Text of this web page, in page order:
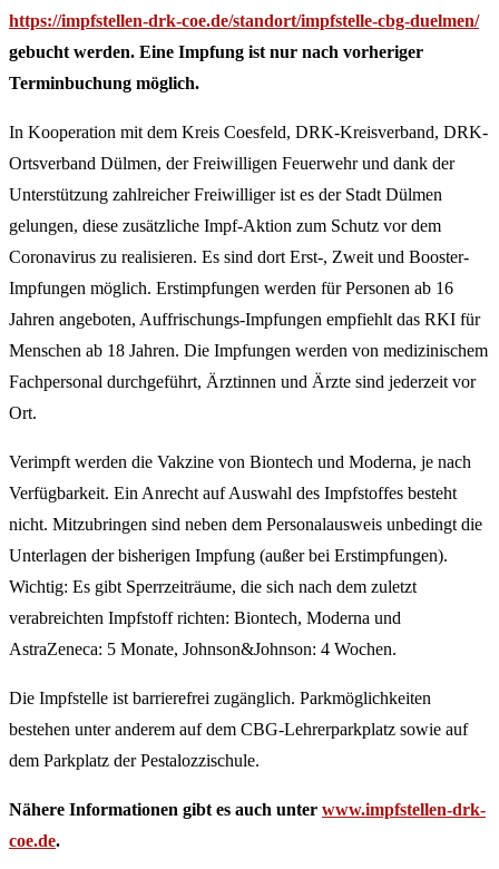
https://impfstellen-drk-coe.de/standort/impfstelle-cbg-duelmen/
gebucht werden. Eine Impfung ist nur nach vorheriger
Terminbuchung möglich.
In Kooperation mit dem Kreis Coesfeld, DRK-Kreisverband, DRK-
Ortsverband Dülmen, der Freiwilligen Feuerwehr und dank der
Unterstützung zahlreicher Freiwilliger ist es der Stadt Dülmen
gelungen, diese zusätzliche Impf-Aktion zum Schutz vor dem
Coronavirus zu realisieren. Es sind dort Erst-, Zweit und Booster-
Impfungen möglich. Erstimpfungen werden für Personen ab 16
Jahren angeboten, Auffrischungs-Impfungen empfiehlt das RKI für
Menschen ab 18 Jahren. Die Impfungen werden von medizinischem
Fachpersonal durchgeführt, Ärztinnen und Ärzte sind jederzeit vor
Ort.
Verimpft werden die Vakzine von Biontech und Moderna, je nach
Verfügbarkeit. Ein Anrecht auf Auswahl des Impfstoffes besteht
nicht. Mitzubringen sind neben dem Personalausweis unbedingt die
Unterlagen der bisherigen Impfung (außer bei Erstimpfungen).
Wichtig: Es gibt Sperrzeiträume, die sich nach dem zuletzt
verabreichten Impfstoff richten: Biontech, Moderna und
AstraZeneca: 5 Monate, Johnson&Johnson: 4 Wochen.
Die Impfstelle ist barrierefrei zugänglich. Parkmöglichkeiten
bestehen unter anderem auf dem CBG-Lehrerparkplatz sowie auf
dem Parkplatz der Pestalozzischule.
Nähere Informationen gibt es auch unter www.impfstellen-drk-
coe.de.